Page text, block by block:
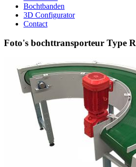
Bochtbanden
3D Configurator
Contact
Foto's bochttransporteur Type R